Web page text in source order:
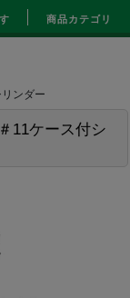
商品カテゴリ
ンダー
11ケース付シ